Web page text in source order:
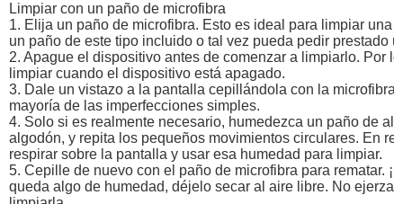
Limpiar con un paño de microfibra
1. Elija un paño de microfibra. Esto es ideal para limpiar una
un paño de este tipo incluido o tal vez pueda pedir prestado
2. Apague el dispositivo antes de comenzar a limpiarlo. Por
limpiar cuando el dispositivo está apagado.
3. Dale un vistazo a la pantalla cepillándola con la
mayoría de las imperfecciones simples.
4. Solo si es realmente necesario, humedezca un paño de
algodón, y repita los pequeños movimientos circulares. En
respirar sobre la pantalla y usar esa humedad para limpiar.
5. Cepille de nuevo con el paño de microfibra para rematar.
queda algo de humedad, déjelo secar al aire libre. No ejerza